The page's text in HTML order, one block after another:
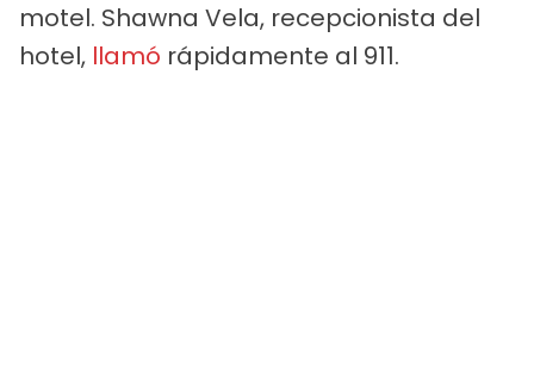
motel. Shawna Vela, recepcionista del
hotel, llamó rápidamente al 911.